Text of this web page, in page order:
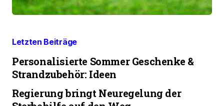
Letzten Beiträge
Personalisierte Sommer Geschenke &
Strandzubehör: Ideen
Regierung bringt Neuregelung der